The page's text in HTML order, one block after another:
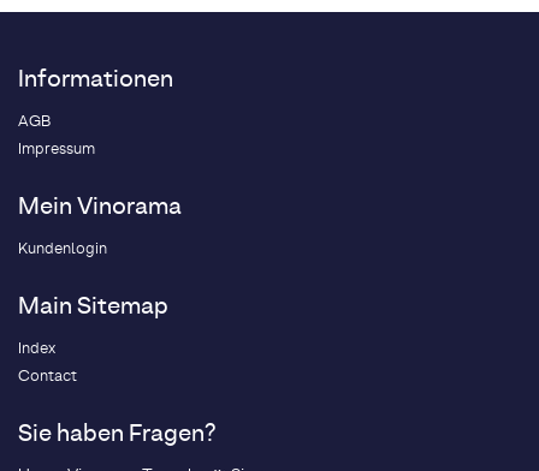
Informationen
AGB
Impressum
Mein Vinorama
Kundenlogin
Main Sitemap
Index
Contact
Sie haben Fragen?